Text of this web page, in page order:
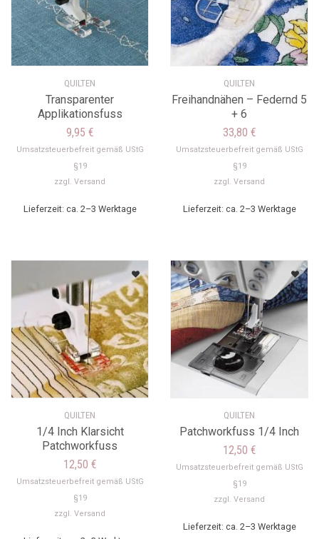
QUILTEN
Transparenter
Applikationsfuss
9,95 €
Umsatzsteuerbefreit gemäß UStG
§19
zzgl. Versand
Lieferzeit: ca. 2–3 Werktage
QUILTEN
Freihandnähen – Federnd 5
+ 6
33,80 €
Umsatzsteuerbefreit gemäß UStG
§19
zzgl. Versand
Lieferzeit: ca. 2–3 Werktage
QUILTEN
1/4 Inch Klarsicht
Patchworkfuss
12,50 €
Umsatzsteuerbefreit gemäß UStG
§19
zzgl. Versand
QUILTEN
Patchworkfuss 1/4 Inch
12,50 €
Umsatzsteuerbefreit gemäß UStG
§19
zzgl. Versand
Lieferzeit: ca. 2–3 Werktage